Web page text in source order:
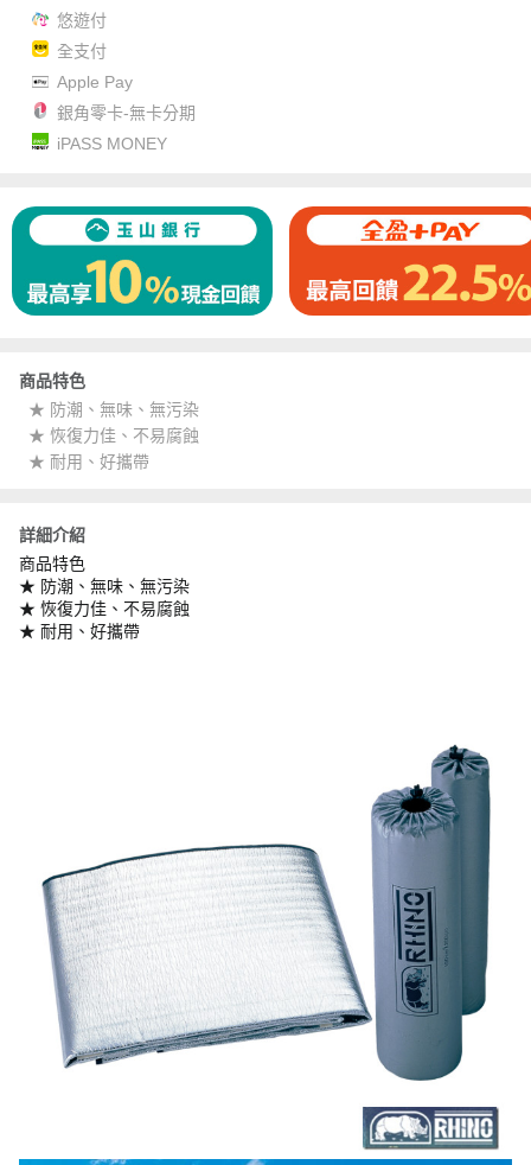
悠遊付
全支付
Apple Pay
銀角零卡-無卡分期
iPASS MONEY
商品特色
★ 防潮、無味、無污染
★ 恢復力佳、不易腐蝕
★ 耐用、好攜帶
詳細介紹
商品特色
★ 防潮、無味、無污染
★ 恢復力佳、不易腐蝕
★ 耐用、好攜帶